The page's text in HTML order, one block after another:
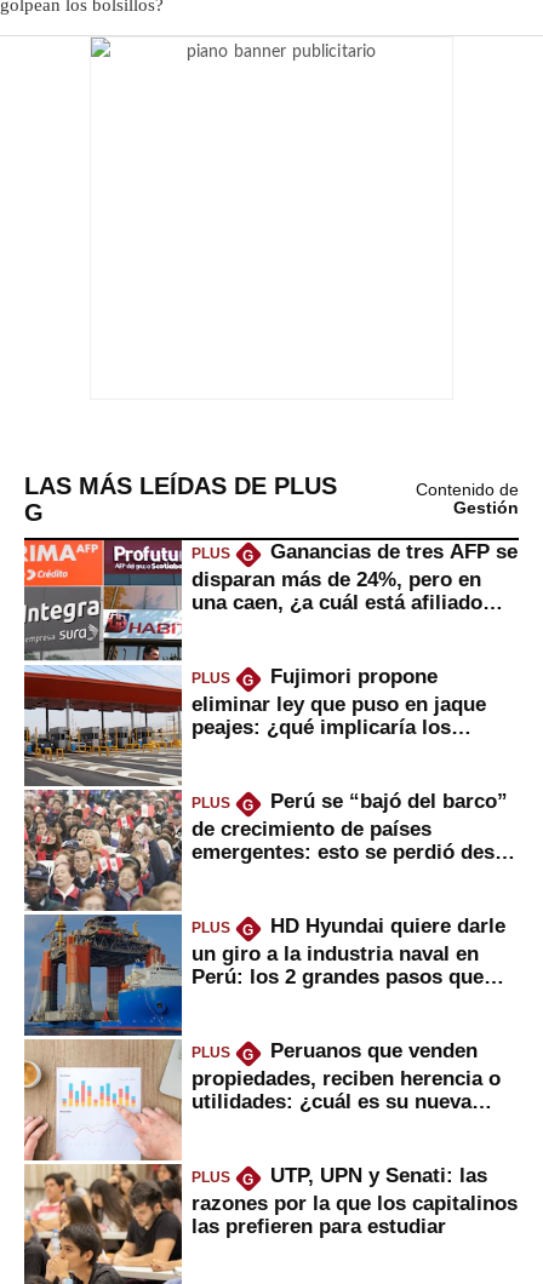
LAS MÁS LEÍDAS DE PLUS
G
Contenido de
Gestión
PLUS G
Ganancias de tres AFP se
disparan más de 24%, pero en
una caen, ¿a cuál está afiliado
PLUS G
Fujimori propone
eliminar ley que puso en jaque
peajes: ¿qué implicaría los
PLUS G
Perú se “bajó del barco”
de crecimiento de países
emergentes: esto se perdió desde
PLUS G
HD Hyundai quiere darle
un giro a la industria naval en
Perú: los 2 grandes pasos que
PLUS G
Peruanos que venden
propiedades, reciben herencia o
utilidades: ¿cuál es su nueva
PLUS G
UTP, UPN y Senati: las
razones por la que los capitalinos
las prefieren para estudiar